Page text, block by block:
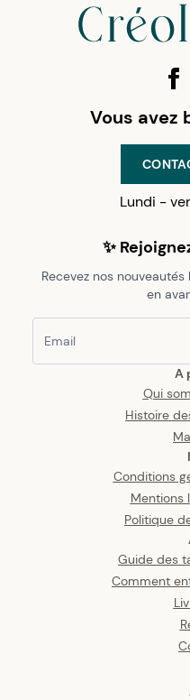
A
Qui
Histoire
Conditions
Mentions
Politique
Guide des
Comment
Vous avez
Lundi -
✨
Recevez nos
en